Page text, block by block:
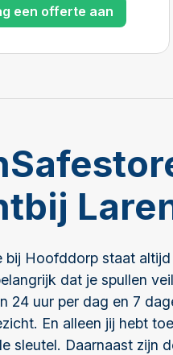
een offerte aan
bij Hoofddorp staat
dat je spullen
24 uur per dag en 7
En alleen jij hebt
sleutel. Daarnaast zijn